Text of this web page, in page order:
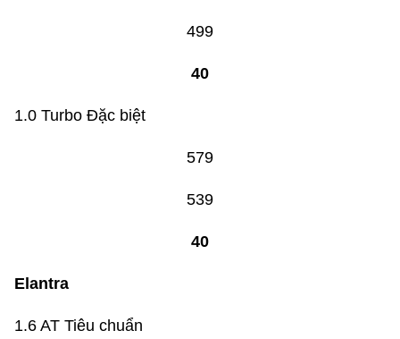
499
40
1.0 Turbo Đặc biệt
579
539
40
Elantra
1.6 AT Tiêu chuẩn